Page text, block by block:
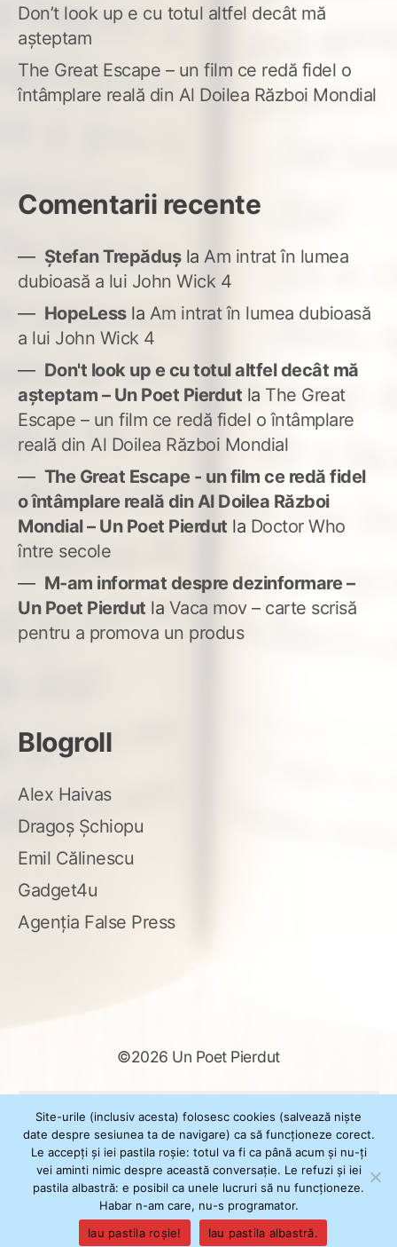
Don’t look up e cu totul altfel decât mă
așteptam
The Great Escape – un film ce redă fidel o
întâmplare reală din Al Doilea Război Mondial
Comentarii recente
Ștefan Trepădușla Am intrat în lumea
dubioasă a lui John Wick 4
HopeLessla Am intrat în lumea dubioasă
a lui John Wick 4
Don't look up e cu totul altfel decât mă
așteptam – Un Poet Pierdut la The Great
Escape – un film ce redă fidel o întâmplare
reală din Al Doilea Război Mondial
The Great Escape - un film ce redă fidel
o întâmplare reală din Al Doilea Război
Mondial – Un Poet Pierdut la Doctor Who
între secole
M-am informat despre dezinformare –
Un Poet Pierdut la Vaca mov – carte scrisă
pentru a promova un produs
Blogroll
Alex Haivas
Dragoș Șchiopu
Emil Călinescu
Gadget4u
Agenția False Press
©2026 Un Poet Pierdut
după:
Powered byWordPress
ThemeXSimply by Il Jester
Site-urile (inclusiv acesta) folosesc cookies (salvează niște
date despre sesiunea ta de navigare) ca să funcționeze corect.
Le accepți și iei pastila roșie: totul va fi ca până acum și nu-ți
vei aminti nimic despre această conversație. Le refuzi și iei
pastila albastră: e posibil ca unele lucruri să nu funcționeze.
Habar n-am care, nu-s programator.
Iau pastila roșie!
Iau pastila albastră.